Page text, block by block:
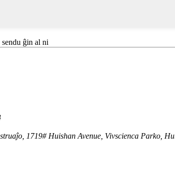
ĝin al ni
1719# Huishan Avenue, Vivscienca Parko,